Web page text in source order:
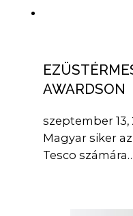
AWARDSON
szeptember 13,
Magyar siker
Tesco